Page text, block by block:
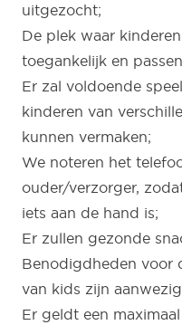
uitgezocht;
De plek waar
toegankelijk en
Er zal voldoende
kinderen van
kunnen vermaken;
We noteren het
ouder/verzorger,
iets aan de hand is;
Er zullen gezonde
Benodigdheden voor
van kids zijn
Er geldt een